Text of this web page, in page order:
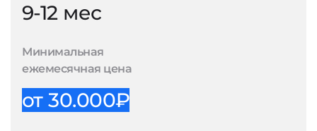
9-12 мес
Минимальная
ежемесячная цена
от 30.000₽